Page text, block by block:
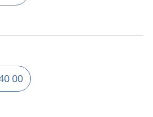
00